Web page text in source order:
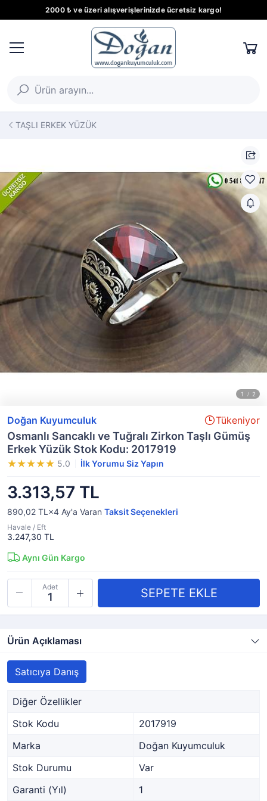
2000 ₺ ve üzeri alışverişlerinizde ücretsiz kargo!
TAŞLI ERKEK YÜZÜK
Doğan Kuyumculuk Tükeniyor
Osmanlı Sancaklı ve Tuğralı Zirkon Taşlı Gümüş
Erkek Yüzük Stok Kodu: 2017919
5.0 İlk Yorumu Siz Yapın
3.313,57 TL
890,02 TL×4 Ay'a Varan Taksit Seçenekleri
Havale / Eft
3.247,30 TL
Aynı Gün Kargo
Adet
Ürün Açıklaması
Satıcıya Danış
Diğer Özellikler
Stok Kodu
2017919
Marka
Doğan Kuyumculuk
Stok Durumu
Var
Garanti (Yıl)
1